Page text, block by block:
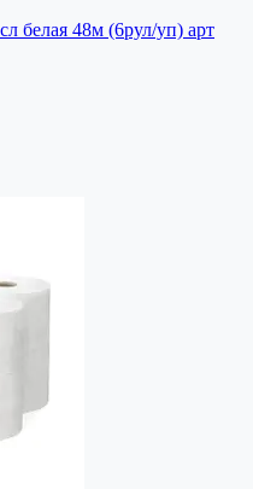
белая 48м (6рул/уп) арт